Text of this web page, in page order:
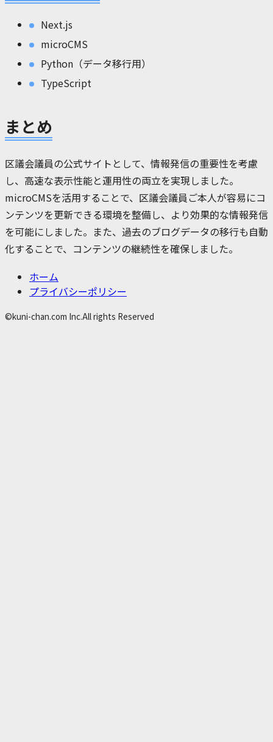
Next.js
microCMS
Python（データ移行用）
TypeScript
まとめ
区議会議員の公式サイトとして、情報発信の重要性を考慮
し、高速な表示性能と運用性の両立を実現しました。
microCMSを活用することで、区議会議員ご本人が容易にコ
ンテンツを更新できる環境を整備し、より効果的な情報発信
を可能にしました。また、過去のブログデータの移行も自動
化することで、コンテンツの継続性を確保しました。
ホーム
プライバシーポリシー
©kuni-chan.com Inc.All rights Reserved